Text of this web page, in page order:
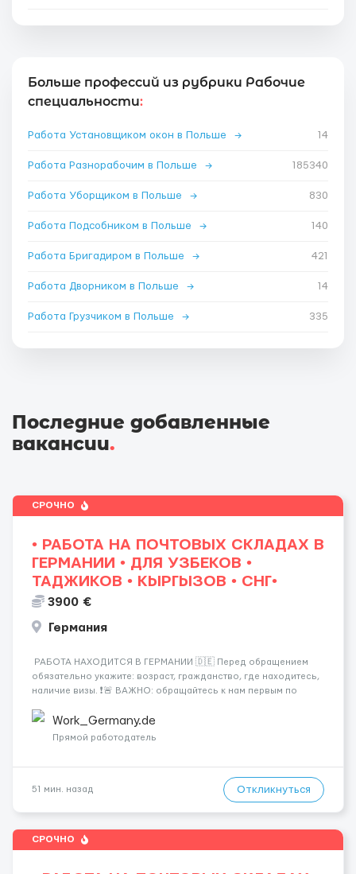
Больше профессий из рубрики Рабочие
специальности:
Работа Установщиком окон в Польше → 14
Работа Разнорабочим в Польше → 185340
Работа Уборщиком в Польше → 830
Работа Подсобником в Польше → 140
Работа Бригадиром в Польше → 421
Работа Дворником в Польше → 14
Работа Грузчиком в Польше → 335
Последние добавленные
вакансии.
СРОЧНО
• РАБОТА НА ПОЧТОВЫХ СКЛАДАХ В
ГЕРМАНИИ • ДЛЯ УЗБЕКОВ •
ТАДЖИКОВ • КЫРГЫЗОВ • СНГ•
3900 €
Германия
РАБОТА НАХОДИТСЯ В ГЕРМАНИИ 🇩🇪 Перед обращением
обязательно укажите: возраст, гражданство, где находитесь,
наличие визы. ❗️🚨 ВАЖНО: обращайтесь к нам первым по
☎️ Работа на логистических и почтов...
Work_Germany.de
Прямой работодатель
51 мин. назад Откликнуться
СРОЧНО